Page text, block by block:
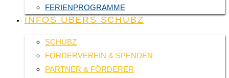
FERIENPROGRAMME
INFOS ÜBERS SCHUBZ
SCHUBZ
FÖRDERVEREIN & SPENDEN
PARTNER & FÖRDERER